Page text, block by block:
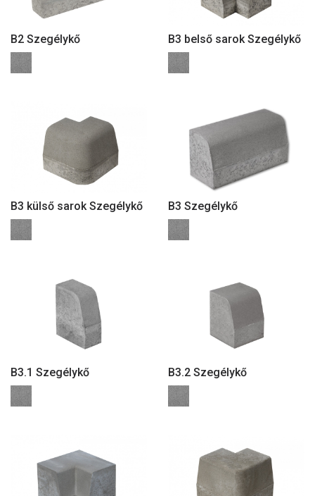
B2 Szegélykő B3 belső sarok Szegélykő
B3 külső sarok Szegélykő B3 Szegélykő
B3.1 Szegélykő B3.2 Szegélykő